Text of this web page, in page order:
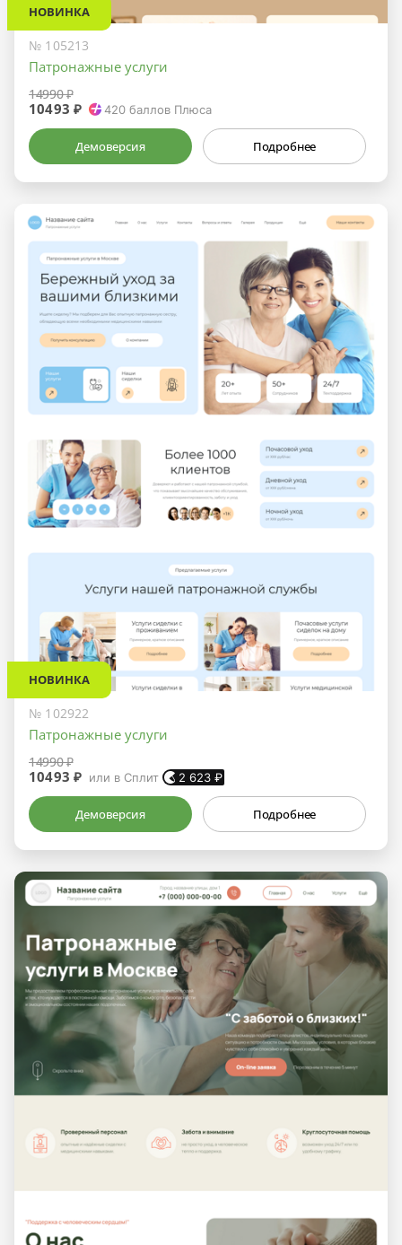
НОВИНКА
№ 105213
Патронажные услуги
14990 ₽
10493 ₽ 420 баллов Плюса
Демоверсия Подробнее
НОВИНКА
№ 102922
Патронажные услуги
14990 ₽
10493 ₽ или в Сплит 2 623 ₽
Демоверсия Подробнее